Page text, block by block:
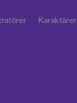
Karaktärer